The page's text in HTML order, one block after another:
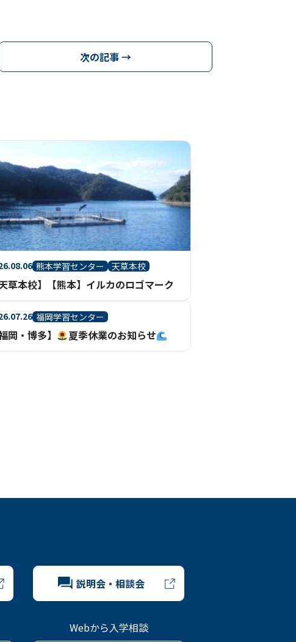
次の記事 →
熊本学習センター 天草本校
天草本校】【熊本】イルカのロゴマーク
福岡学習センター
福岡・博多】 夏季休業のお知らせ
説明会・相談会
Webから入学相談